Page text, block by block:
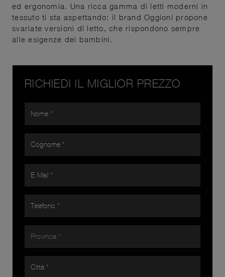
ed ergonomia. Una ricca gamma di letti moderni in
tessuto ti sta aspettando: il brand Oggioni propone
svariate versioni di letto, che rispondono sempre
alle esigenze dei bambini.
RICHIEDI IL MIGLIOR PREZZO